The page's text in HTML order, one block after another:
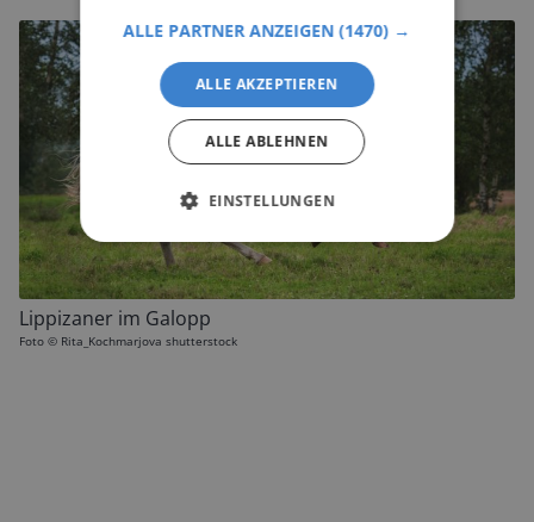
Lippizaner im Galopp
Foto © Rita_Kochmarjova shutterstock
ALLE PARTNER ANZEIGEN(1470) →
ALLE AKZEPTIEREN
ALLE ABLEHNEN
EINSTELLUNGEN